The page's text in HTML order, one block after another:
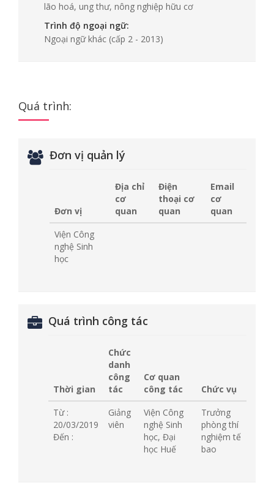
lão hoá, ung thư, nông nghiệp hữu cơ
Trình độ ngoại ngữ:
Ngoại ngữ khác (cấp 2 - 2013)
Quá trình:
Đơn vị quản lý
Đơn vị
Địa chỉ
cơ
quan
Điện
thoại cơ
quan
Email
cơ
quan
Viện Công
nghệ Sinh
học
Quá trình công tác
Thời gian
Chức
danh
công
tác
Cơ quan
công tác
Chức vụ
Từ :
20/03/2019
Đến :
Giảng
viên
Viện Công
nghệ Sinh
học, Đại
học Huế
Trưởng
phòng thí
nghiệm tế
bao